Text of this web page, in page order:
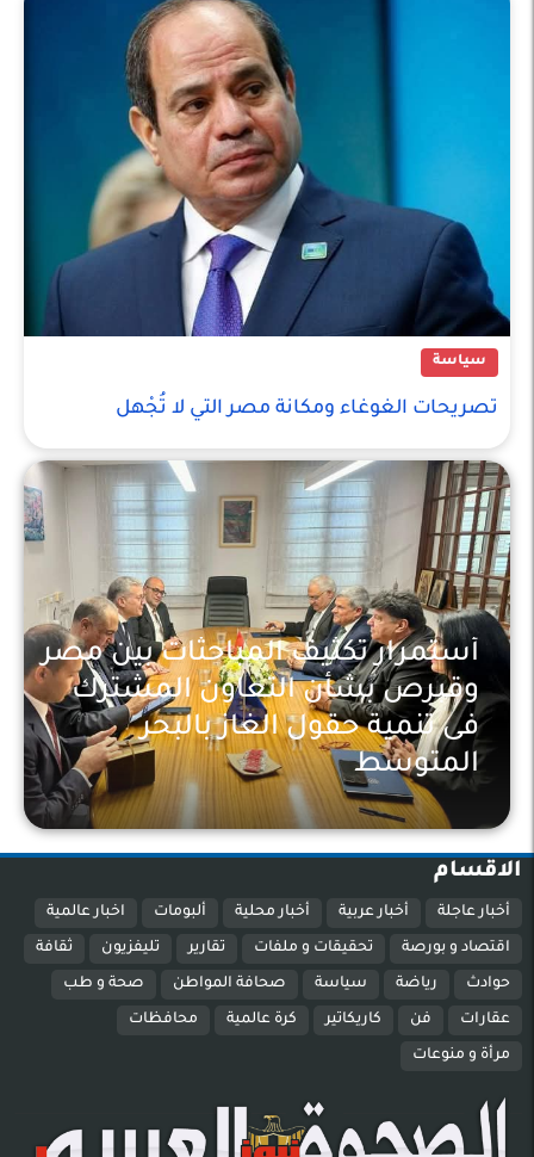
سياسة
تصريحات الغوغاء ومكانة مصر التي لا تُجْهل
اخبار عالمية
أستمرار تكثيف المباحثات بين مصر
وقبرص بشأن التعاون المشترك
فى تنمية حقول الغاز بالبحر
المتوسط
الاقسام
أخبار عاجلة أخبار عربية أخبار محلية ألبومات اخبار عالمية
اقتصاد و بورصة تحقيقات و ملفات تقارير تليفزيون ثقافة
حوادث رياضة سياسة صحافة المواطن صحة و طب
عقارات فن كاريكاتير كرة عالمية محافظات
مرأة و منوعات